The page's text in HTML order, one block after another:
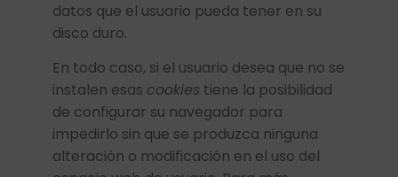
datos que el usuario pueda tener en su
disco duro.
En todo caso, si el usuario desea que no se
instalen esas cookies tiene la posibilidad
de configurar su navegador para
impedirlo sin que se produzca ninguna
alteración o modificación en el uso del